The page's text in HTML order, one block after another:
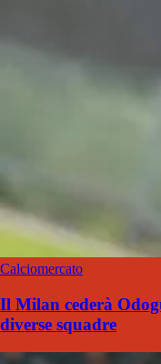
Calciomercato
Il Milan cederà
diverse squadre